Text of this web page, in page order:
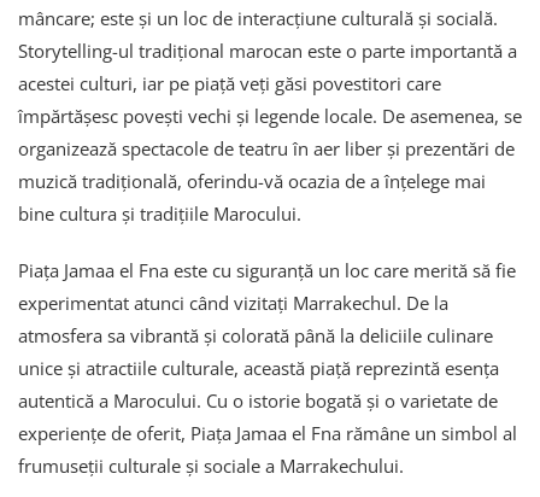
mâncare; este și un loc de interacțiune culturală și socială.
Storytelling-ul tradițional marocan este o parte importantă a
acestei culturi, iar pe piață veți găsi povestitori care
împărtășesc povești vechi și legende locale. De asemenea, se
organizează spectacole de teatru în aer liber și prezentări de
muzică tradițională, oferindu-vă ocazia de a înțelege mai
bine cultura și tradițiile Marocului.
Piața Jamaa el Fna este cu siguranță un loc care merită să fie
experimentat atunci când vizitați Marrakechul. De la
atmosfera sa vibrantă și colorată până la deliciile culinare
unice și atractiile culturale, această piață reprezintă esența
autentică a Marocului. Cu o istorie bogată și o varietate de
experiențe de oferit, Piața Jamaa el Fna rămâne un simbol al
frumuseții culturale și sociale a Marrakechului.